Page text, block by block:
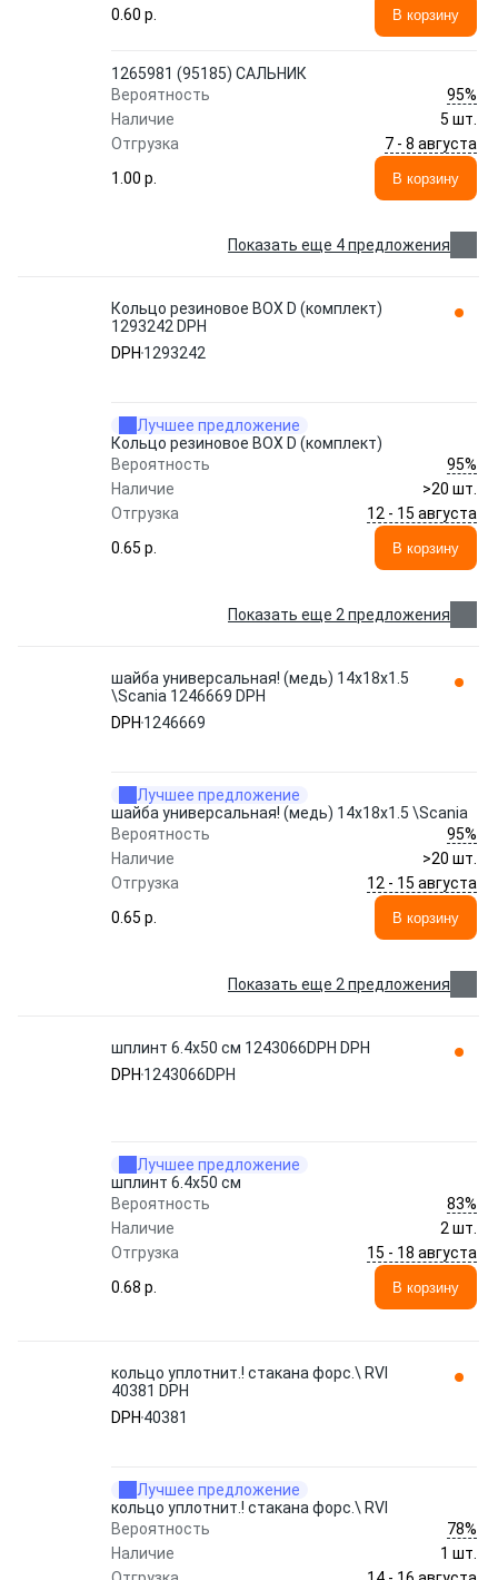
0.60 p. В корзину
1265981 (95185) САЛЬНИК
Вероятность
95%
Наличие
5 шт.
Отгрузка
7 - 8 августа
1.00 p.
В корзину
Показать еще 4 предложения
Кольцо резиновое BOX D (комплект)
1293242 DPH
DPH 1293242
Лучшее предложение
Кольцо резиновое BOX D (комплект)
Вероятность
95%
Наличие
>20 шт.
Отгрузка
12 - 15 августа
0.65 p.
В корзину
Показать еще 2 предложения
шайба универсальная! (медь) 14x18x1.5
\Scania 1246669 DPH
DPH 1246669
Лучшее предложение
шайба универсальная! (медь) 14x18x1.5 \Scania
Вероятность
95%
Наличие
>20 шт.
Отгрузка
12 - 15 августа
0.65 p.
В корзину
Показать еще 2 предложения
шплинт 6.4x50 см 1243066DPH DPH
DPH 1243066DPH
Лучшее предложение
шплинт 6.4x50 см
Вероятность
83%
Наличие
2 шт.
Отгрузка
15 - 18 августа
0.68 p.
В корзину
кольцо уплотнит.! стакана форс.\ RVI
40381 DPH
DPH 40381
Лучшее предложение
кольцо уплотнит.! стакана форс.\ RVI
Вероятность
78%
Наличие
1 шт.